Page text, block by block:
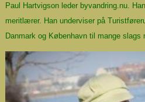
Paul Hartvigson leder byvandring.nu.
meritlærer. Han underviser på
Danmark og København til mange slags